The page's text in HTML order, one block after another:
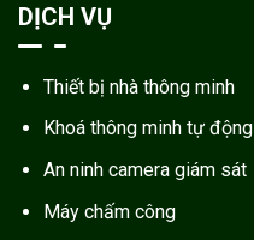
DỊCH VỤ
Thiết bị nhà thông minh
Khoá thông minh tự động
An ninh camera giám sát
Máy chấm công